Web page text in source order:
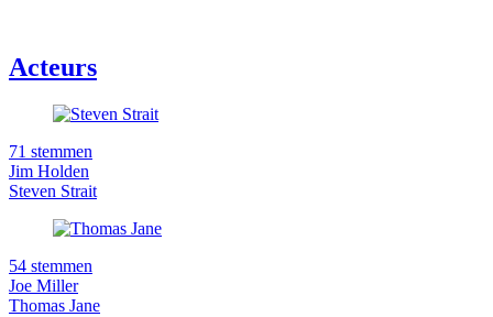
Acteurs
71 stemmen
Jim Holden
Steven Strait
54 stemmen
Joe Miller
Thomas Jane